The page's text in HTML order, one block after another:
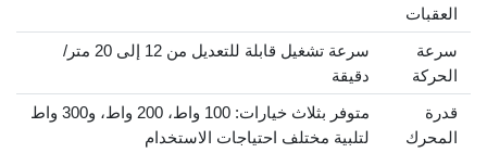
العقبات
سرعة
الحركة
سرعة تشغيل قابلة للتعديل من 12 إلى 20 متر/
دقيقة
قدرة
المحرك
متوفر بثلاث خيارات: 100 واط، 200 واط، و300 واط
لتلبية مختلف احتياجات الاستخدام